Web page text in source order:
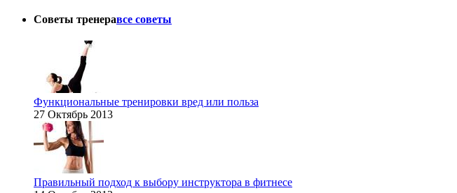
Советы тренеравсе советы
Функциональные тренировки вред или польза
27 Октябрь 2013
Правильный подход к выбору инструктора в фитнесе